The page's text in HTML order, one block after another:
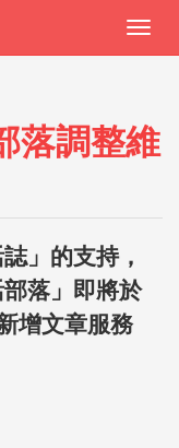
落調整維
」的支持，
落」即將於
增文章服務